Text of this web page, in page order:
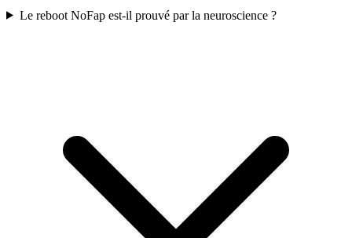
Le reboot NoFap est-il prouvé par la neuroscience ?